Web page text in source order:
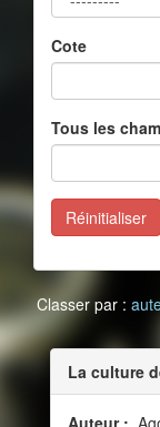
Cote
Tous les
Réinitialiser
Classer par :
La culture
Auteur :